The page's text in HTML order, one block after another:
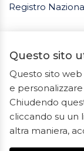
Registro
2023 © Tutti i
Ceramiche
Questo sito
Questo sito
e
Chiudendo
cliccando su un
altra maniera,